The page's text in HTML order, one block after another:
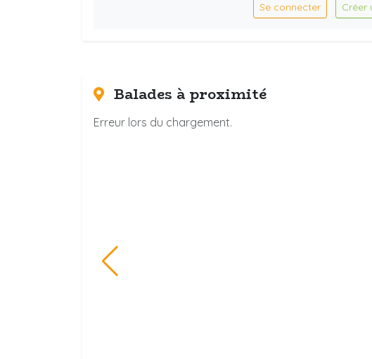
Se connecter Créer
Balades à proximité
Erreur lors du chargement.